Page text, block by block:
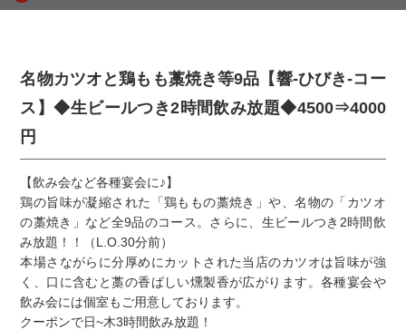
名物カツオと鶏もも藁焼き等9品【響-ひびき-コー
ス】◆生ビールつき2時間飲み放題◆4500⇒4000
円
【飲み会など各種宴会に♪】
鶏の旨味が凝縮された「鶏ももの藁焼き」や、名物の「カツオ
の藁焼き」など全9品のコース。さらに、生ビールつき2時間飲
み放題！！（L.O.30分前）
本場さながらに分厚めにカットされた当店のカツオは旨味が強
く、口に含むと藁の香ばしい燻製香が広がります。各種宴会や
飲み会には個室もご用意しております。
クーポンで日~木3時間飲み放題！